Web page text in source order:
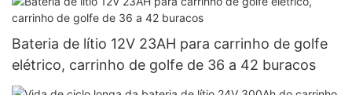
Bateria de lítio 12V 23AH para carrinho de golfe
elétrico, carrinho de golfe de 36 a 42 buracos